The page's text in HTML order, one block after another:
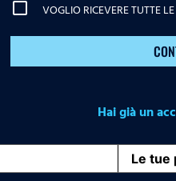
VOGLIO RICEVERE TUTTE
Hai già un
Le tue